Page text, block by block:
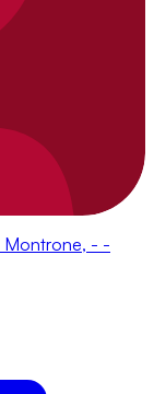
Montrone, - -